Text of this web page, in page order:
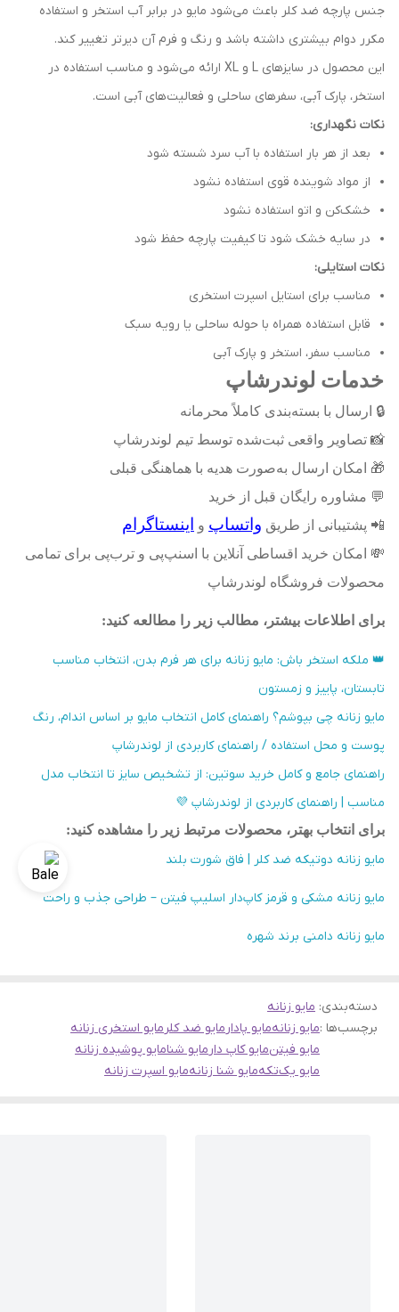
جنس پارچه ضد کلر باعث می‌شود مایو در برابر آب استخر و استفاده
مکرر دوام بیشتری داشته باشد و رنگ و فرم آن دیرتر تغییر کند.
این محصول در سایزهای L و XL ارائه می‌شود و مناسب استفاده در
استخر، پارک آبی، سفرهای ساحلی و فعالیت‌های آبی است.
نکات نگهداری:
بعد از هر بار استفاده با آب سرد شسته شود
از مواد شوینده قوی استفاده نشود
خشک‌کن و اتو استفاده نشود
در سایه خشک شود تا کیفیت پارچه حفظ شود
نکات استایلی:
مناسب برای استایل اسپرت استخری
قابل استفاده همراه با حوله ساحلی یا رویه سبک
مناسب سفر، استخر و پارک آبی
خدمات لوندرشاپ
🔒 ارسال با بسته‌بندی کاملاً محرمانه
📸 تصاویر واقعی ثبت‌شده توسط تیم لوندرشاپ
🎁 امکان ارسال به‌صورت هدیه با هماهنگی قبلی
💬 مشاوره رایگان قبل از خرید
📲 پشتیبانی از طریق واتساپ و اینستاگرام
💸 امکان خرید اقساطی آنلاین با اسنپ‌پی و ترب‌پی برای تمامی
محصولات فروشگاه لوندرشاپ
برای اطلاعات بیشتر، مطالب زیر را مطالعه کنید:
👑 ملکه استخر باش: مایو زنانه برای هر فرم بدن، انتخاب مناسب
تابستان، پاییز و زمستون
مایو زنانه چی بپوشم؟ راهنمای کامل انتخاب مایو بر اساس اندام، رنگ
پوست و محل استفاده / راهنمای کاربردی از لوندرشاپ
راهنمای جامع و کامل خرید سوتین: از تشخیص سایز تا انتخاب مدل
مناسب | راهنمای کاربردی از لوندرشاپ 💜
برای انتخاب بهتر، محصولات مرتبط زیر را مشاهده کنید:
مایو زنانه دوتیکه ضد کلر | فاق شورت بلند
مایو زنانه مشکی و قرمز کاپ‌دار اسلیپ فیتن – طراحی جذب و راحت
مایو زنانه دامنی برند شهره
دسته‌بندی: مایو زنانه
برچسب‌ها :مایو زنانهمایو پادارمایو ضد کلرمایو استخری زنانه
مایو فیتنمایو کاپ دارمایو شنامایو پوشیده زنانه
مایو یک‌تکهمایو شنا زنانهمایو اسپرت زنانه